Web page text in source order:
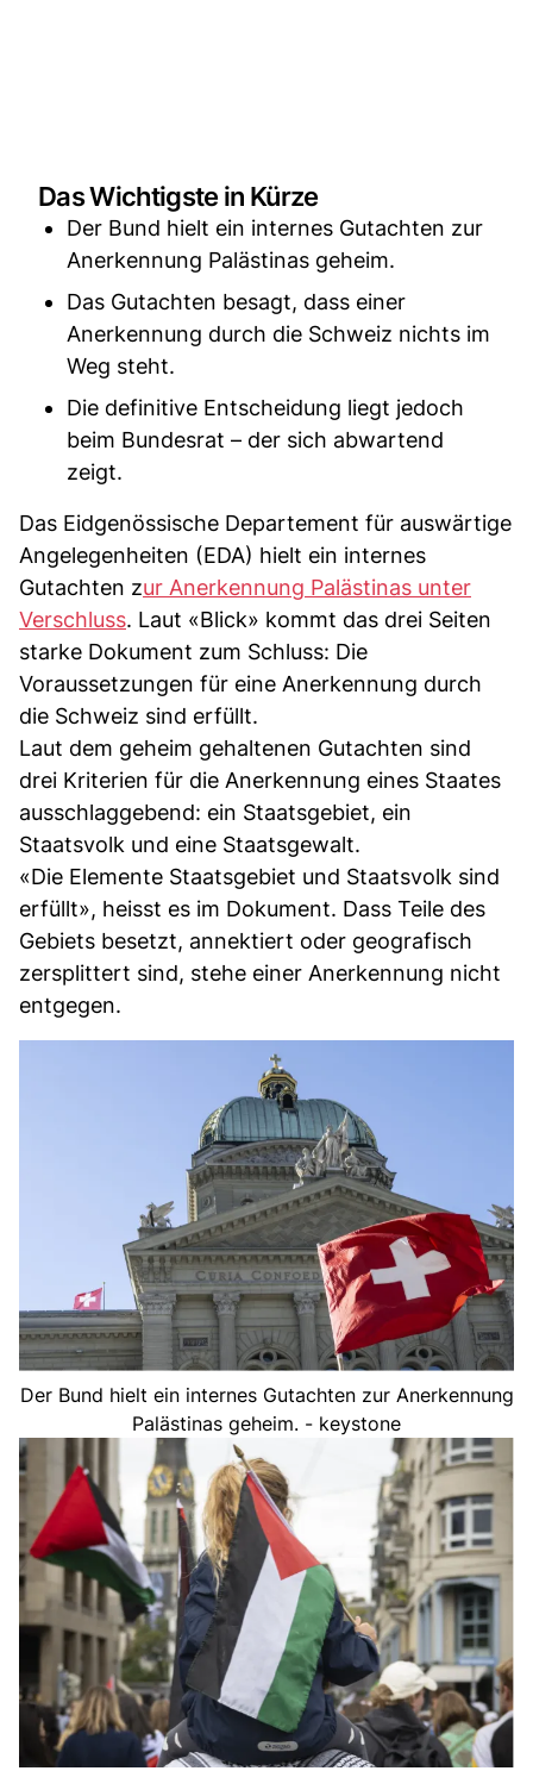
Das Wichtigste in Kürze
Der Bund hielt ein internes Gutachten zur
Anerkennung Palästinas geheim.
Das Gutachten besagt, dass einer
Anerkennung durch die Schweiz nichts im
Weg steht.
Die definitive Entscheidung liegt jedoch
beim Bundesrat – der sich abwartend
zeigt.
Das Eidgenössische Departement für auswärtige
Angelegenheiten (EDA) hielt ein internes
Gutachten zur Anerkennung Palästinas unter
Verschluss. Laut «Blick» kommt das drei Seiten
starke Dokument zum Schluss: Die
Voraussetzungen für eine Anerkennung durch
die Schweiz sind erfüllt.
Laut dem geheim gehaltenen Gutachten sind
drei Kriterien für die Anerkennung eines Staates
ausschlaggebend: ein Staatsgebiet, ein
Staatsvolk und eine Staatsgewalt.
«Die Elemente Staatsgebiet und Staatsvolk sind
erfüllt», heisst es im Dokument. Dass Teile des
Gebiets besetzt, annektiert oder geografisch
zersplittert sind, stehe einer Anerkennung nicht
entgegen.
Der Bund hielt ein internes Gutachten zur Anerkennung
Palästinas geheim. - keystone